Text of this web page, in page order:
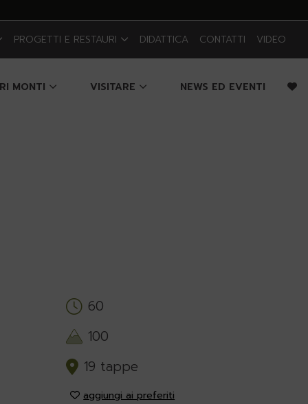
PROGETTI E RESTAURI DIDATTICA CONTATTI VIDEO
MONTI VISITARE NEWS ED EVENTI
60
100
19 tappe
aggiungi ai preferiti